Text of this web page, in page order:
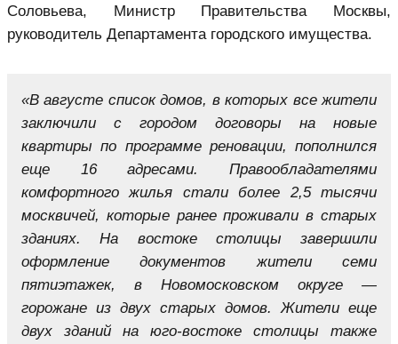
Соловьева, Министр Правительства Москвы,
руководитель Департамента городского имущества.
«В августе список домов, в которых все жители
заключили с городом договоры на новые
квартиры по программе реновации, пополнился
еще 16 адресами. Правообладателями
комфортного жилья стали более 2,5 тысячи
москвичей, которые ранее проживали в старых
зданиях. На востоке столицы завершили
оформление документов жители семи
пятиэтажек, в Новомосковском округе —
горожане из двух старых домов. Жители еще
двух зданий на юго-востоке столицы также